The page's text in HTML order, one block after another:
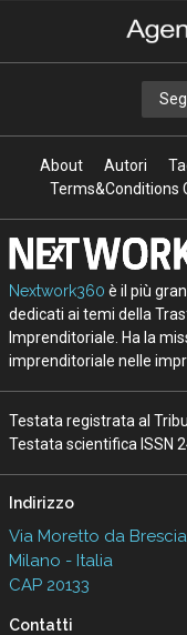
About Autori
Terms&Conditions
Nextwork360 è il più
dedicati ai temi della
Imprenditoriale. Ha la
imprenditoriale nelle
Testata registrata al
Testata scientifica ISSN
Indirizzo
Via Moretto da
Milano - Italia
CAP 20133
Contatti